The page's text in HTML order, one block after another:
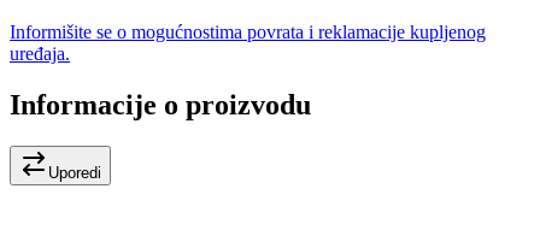
Informišite se o mogućnostima povrata i reklamacije kupljenog
uređaja.
Informacije o proizvodu
Uporedi